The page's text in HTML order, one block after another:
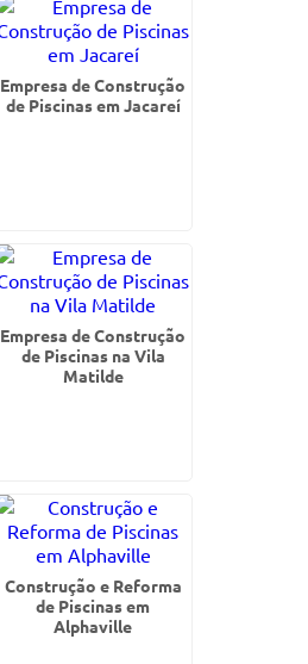
Empresa de Construção
de Piscinas em Jacareí
Empresa de Construção
de Piscinas na Vila
Matilde
Construção e Reforma
de Piscinas em
Alphaville